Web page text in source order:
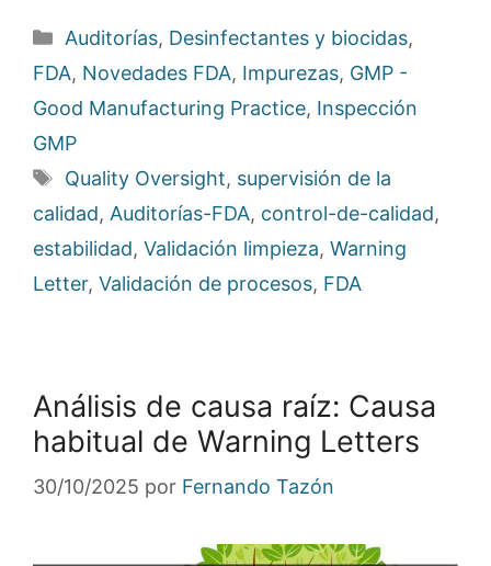
Categorías
Auditorías, Desinfectantes y biocidas,
FDA, Novedades FDA, Impurezas, GMP -
Good Manufacturing Practice, Inspección
GMP
Etiquetas
Quality Oversight, supervisión de la
calidad, Auditorías-FDA, control-de-calidad,
estabilidad, Validación limpieza, Warning
Letter, Validación de procesos, FDA
Análisis de causa raíz: Causa
habitual de Warning Letters
30/10/2025 por Fernando Tazón